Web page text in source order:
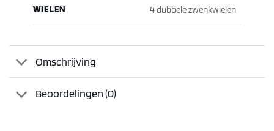
WIELEN 4 dubbele zwenkwielen
Omschrijving
Beoordelingen (0)